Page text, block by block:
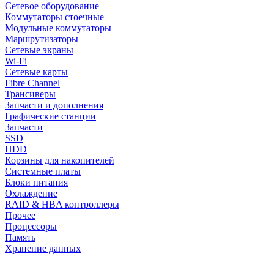
Сетевое оборудование
Коммутаторы стоечные
Модульные коммутаторы
Маршрутизаторы
Сетевые экраны
Wi-Fi
Сетевые карты
Fibre Channel
Трансиверы
Запчасти и дополнения
Графические станции
Запчасти
SSD
HDD
Корзины для накопителей
Системные платы
Блоки питания
Охлаждение
RAID & HBA контроллеры
Прочее
Процессоры
Память
Хранение данных